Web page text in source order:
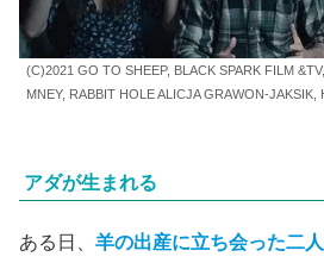
(C)2021 GO TO SHEEP, BLACK SPARK FILM
MNEY, RABBIT HOLE ALICJA GRAWON-JAKSIK,
アダが生まれる
ある日、 羊の出産に立ち会った二